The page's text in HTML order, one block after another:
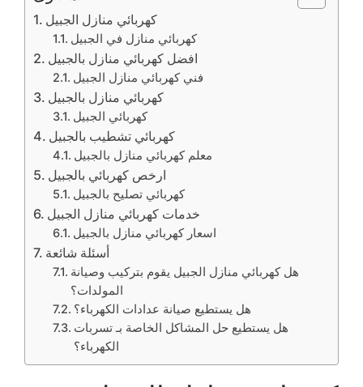
كهربائي منازل الجبيل
كهربائي منازل في الجبيل
افضل كهربائي منازل بالجبيل
فني كهربائي منازل الجبيل
كهربائي منازل بالجبيل
كهربائي الجبيل
كهربائي تشطيب بالجبيل
معلم كهربائي منازل بالجبيل
ارخص كهربائي بالجبيل
كهربائي تصليح بالجبيل
خدمات كهربائي منازل الجبيل
اسعار كهربائي منازل بالجبيل
هل كهربائي منازل الجبيل يقوم بتركيب وصيانة
المولدات؟
هل يستطيع صيانة عدادات الكهرباء؟
هل يستطيع حل المشاكل الخاصة بـ تسربات
الكهرباء؟